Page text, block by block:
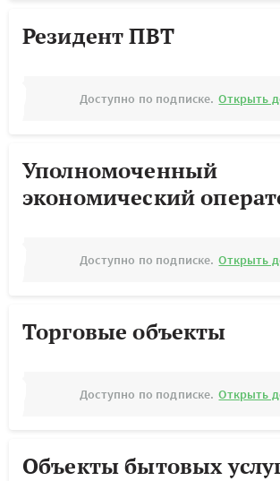
Резидент ПВТ
Доступно по подписке. Открыть
Уполномоченный
экономический
Доступно по подписке. Открыть
Торговые объекты
Доступно по подписке. Открыть
Объекты бытовых